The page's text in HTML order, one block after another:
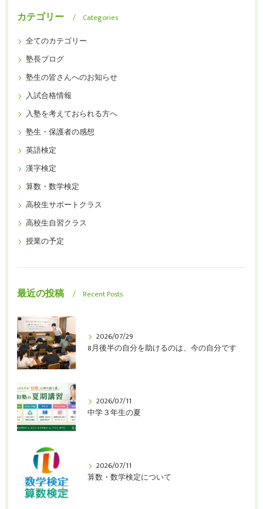
カテゴリー
Categories
全てのカテゴリー
塾長ブログ
塾生の皆さんへのお知らせ
入試合格情報
入塾を考えておられる方へ
塾生・保護者の感想
英語検定
漢字検定
算数・数学検定
高校生サポートクラス
高校生自習クラス
授業の予定
最近の投稿 Recent Posts
2026/07/29
8月後半の自分を助けるのは、今の自分です
2026/07/11
中学３年生の夏
2026/07/11
算数・数学検定について